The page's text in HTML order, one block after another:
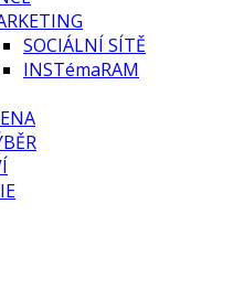
SOCIÁLNÍ SÍTĚ
INSTémaRAM